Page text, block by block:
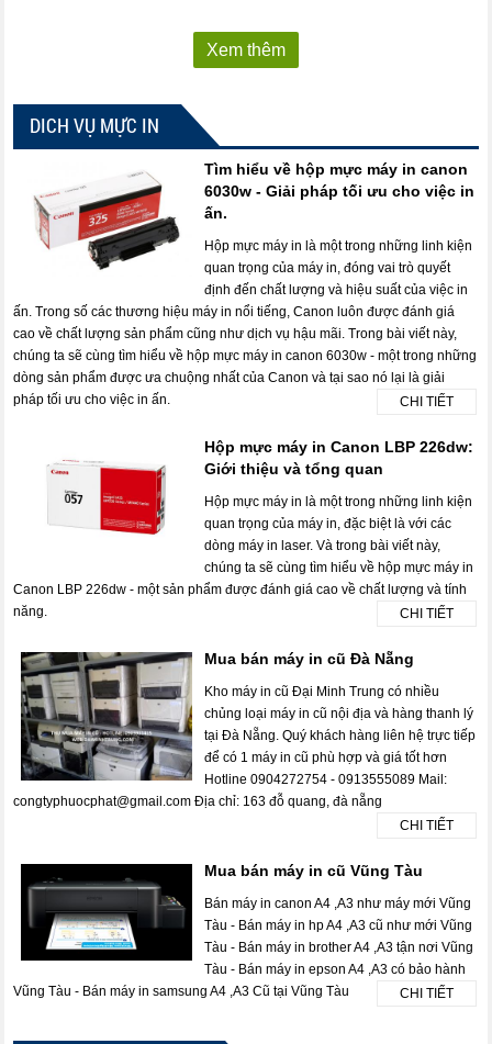
Xem thêm
DICH VỤ MỰC IN
Tìm hiểu về hộp mực máy in canon
6030w - Giải pháp tối ưu cho việc in
ấn.
Hộp mực máy in là một trong những linh kiện
quan trọng của máy in, đóng vai trò quyết
định đến chất lượng và hiệu suất của việc in
ấn. Trong số các thương hiệu máy in nổi tiếng, Canon luôn được đánh giá
cao về chất lượng sản phẩm cũng như dịch vụ hậu mãi. Trong bài viết này,
chúng ta sẽ cùng tìm hiểu về hộp mực máy in canon 6030w - một trong những
dòng sản phẩm được ưa chuộng nhất của Canon và tại sao nó lại là giải
pháp tối ưu cho việc in ấn.
CHI TIẾT
Hộp mực máy in Canon LBP 226dw:
Giới thiệu và tổng quan
Hộp mực máy in là một trong những linh kiện
quan trọng của máy in, đặc biệt là với các
dòng máy in laser. Và trong bài viết này,
chúng ta sẽ cùng tìm hiểu về hộp mực máy in
Canon LBP 226dw - một sản phẩm được đánh giá cao về chất lượng và tính
năng.
CHI TIẾT
Mua bán máy in cũ Đà Nẵng
Kho máy in cũ Đại Minh Trung có nhiều
chủng loại máy in cũ nội địa và hàng thanh lý
tại Đà Nẵng. Quý khách hàng liên hệ trực tiếp
để có 1 máy in cũ phù hợp và giá tốt hơn
Hotline 0904272754 - 0913555089 Mail:
congtyphuocphat@gmail.com Địa chỉ: 163 đỗ quang, đà nẵng
CHI TIẾT
Mua bán máy in cũ Vũng Tàu
Bán máy in canon A4 ,A3 như máy mới Vũng
Tàu - Bán máy in hp A4 ,A3 cũ như mới Vũng
Tàu - Bán máy in brother A4 ,A3 tận nơi Vũng
Tàu - Bán máy in epson A4 ,A3 có bảo hành
Vũng Tàu - Bán máy in samsung A4 ,A3 Cũ tại Vũng Tàu
CHI TIẾT